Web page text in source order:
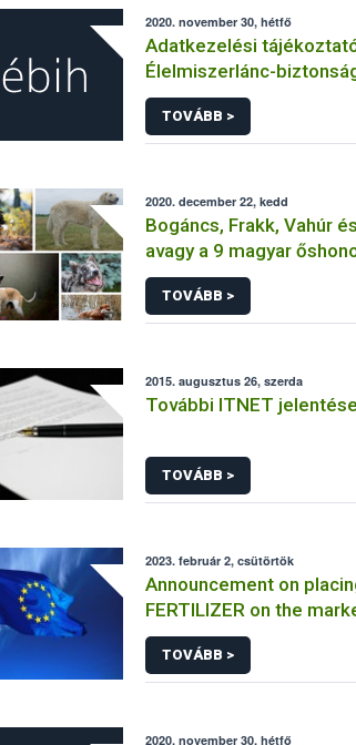
2020. november 30, hétfő
Adatkezelési
Élelmiszerlánc-
Hivatal
érintetti jogok
összefüggő
TOVÁBB >
2020. december 22, kedd
Bogáncs, Frakk, Vahúr
avagy a 9 magyar
TOVÁBB >
2015. augusztus 26, szerda
További ITNET
TOVÁBB >
2023. február 2, csütörtök
Announcement on
FERTILIZER on the
Information on the
FERTILIZER and the
certificate
TOVÁBB >
2020. november 30, hétfő